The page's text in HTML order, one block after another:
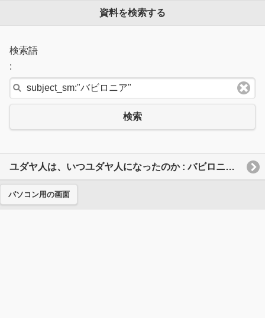
資料を検索する
検索語
:
検索
ユダヤ人は、いつユダヤ人になったのか : バビロニア捕囚
パソコン用の画面